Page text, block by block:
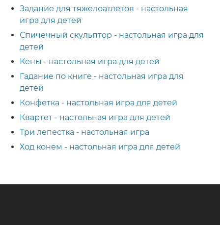
Задание для тяжелоатлетов - настольная
игра для детей
Спичечный скульптор - настольная игра для
детей
Кены - настольная игра для детей
Гадание по книге - настольная игра для
детей
Конфетка - настольная игра для детей
Квартет - настольная игра для детей
Три лепестка - настольная игра
Ход конем - настольная игра для детей